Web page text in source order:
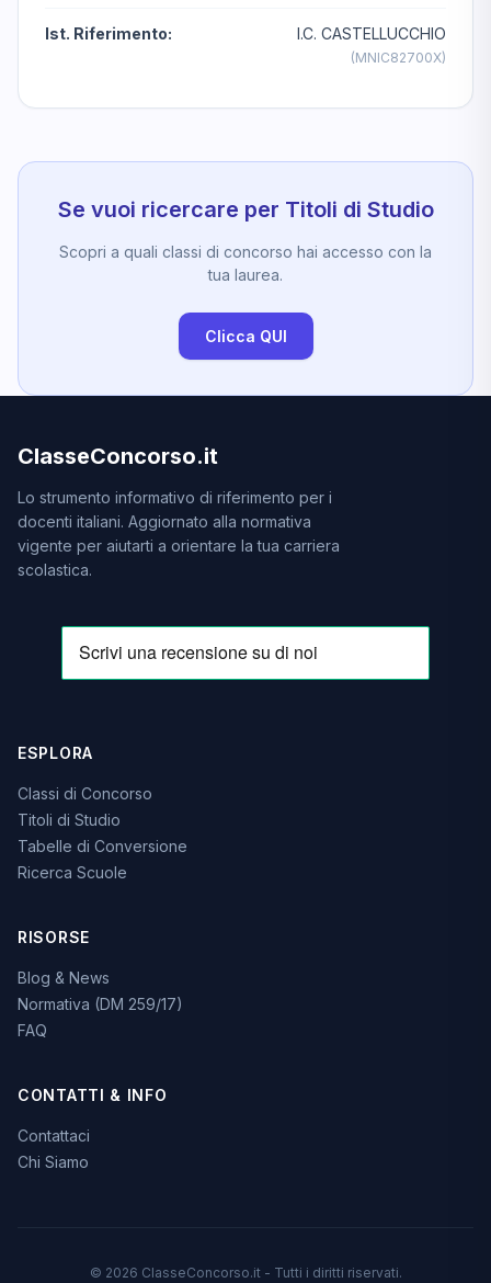
Ist. Riferimento: I.C. CASTELLUCCHIO
(MNIC82700X)
Se vuoi ricercare per Titoli di Studio
Scopri a quali classi di concorso hai accesso con la
tua laurea.
Clicca QUI
ClasseConcorso.it
Lo strumento informativo di riferimento per i
docenti italiani. Aggiornato alla normativa
vigente per aiutarti a orientare la tua carriera
scolastica.
ESPLORA
Classi di Concorso
Titoli di Studio
Tabelle di Conversione
Ricerca Scuole
RISORSE
Blog & News
Normativa (DM 259/17)
FAQ
CONTATTI & INFO
Contattaci
Chi Siamo
© 2026 ClasseConcorso.it - Tutti i diritti riservati.